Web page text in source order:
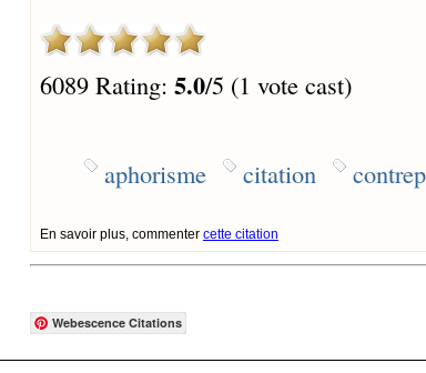
6089 Rating: 5.0/5 (1 vote cast)
aphorisme citation
En savoir plus, commenter cette citation
Webescence Citations